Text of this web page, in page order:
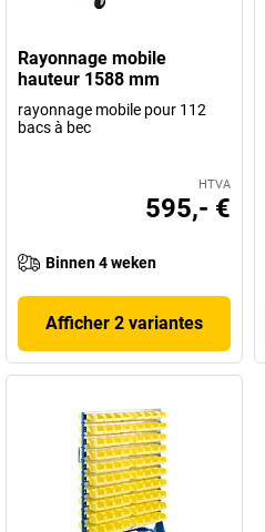
Rayonnage mobile
hauteur 1588 mm
rayonnage mobile pour 112
bacs à bec
HTVA
595,- €
Binnen 4 weken
Afficher 2 variantes